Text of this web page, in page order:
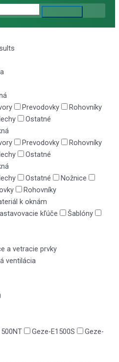
Prevodovky
Rohovníky
Ostatné
Prevodovky
Rohovníky
Ostatné
Ostatné
Nožnice
Rohovníky
k oknám
kľúče
Šablóny
a vetracie prvky
ventilácia
Geze-E1500S
Geze-